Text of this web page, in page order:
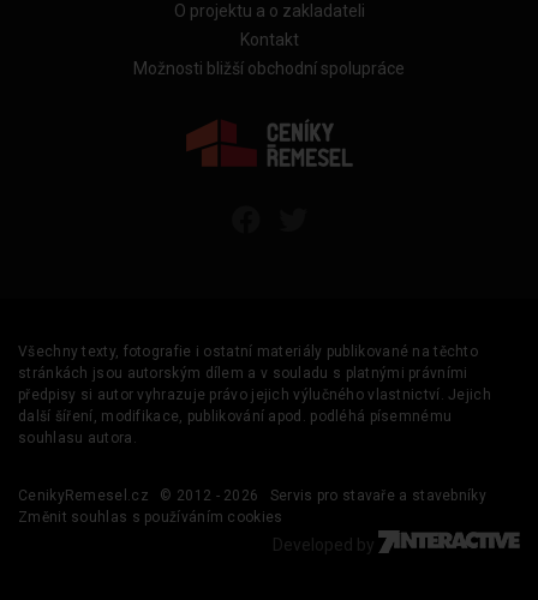
O projektu a o zakladateli
Kontakt
Možnosti bližší obchodní spolupráce
Všechny texty, fotografie i ostatní materiály publikované na těchto
stránkách jsou autorským dílem a v souladu s platnými právními
předpisy si autor vyhrazuje právo jejich výlučného vlastnictví. Jejich
další šíření, modifikace, publikování apod. podléhá písemnému
souhlasu autora.
CenikyRemesel.cz © 2012 - 2026
Servis pro stavaře a stavebníky
Změnit souhlas s používáním cookies
Developed by